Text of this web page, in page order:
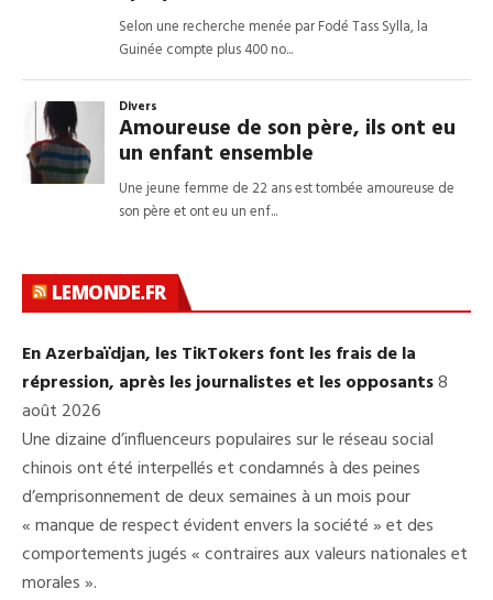
LEMONDE.FR
En Azerbaïdjan, les TikTokers font les frais de la
répression, après les journalistes et les opposants8
août 2026
Une dizaine d’influenceurs populaires sur le réseau social
chinois ont été interpellés et condamnés à des peines
d’emprisonnement de deux semaines à un mois pour
« manque de respect évident envers la société » et des
comportements jugés « contraires aux valeurs nationales et
morales ».